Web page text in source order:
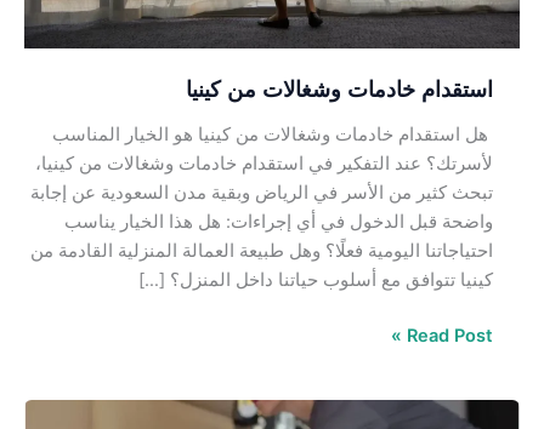
استقدام خادمات وشغالات من كينيا
هل استقدام خادمات وشغالات من كينيا هو الخيار المناسب
لأسرتك؟ عند التفكير في استقدام خادمات وشغالات من كينيا،
تبحث كثير من الأسر في الرياض وبقية مدن السعودية عن إجابة
واضحة قبل الدخول في أي إجراءات: هل هذا الخيار يناسب
احتياجاتنا اليومية فعلًا؟ وهل طبيعة العمالة المنزلية القادمة من
كينيا تتوافق مع أسلوب حياتنا داخل المنزل؟ […]
Read Post »
مكتب